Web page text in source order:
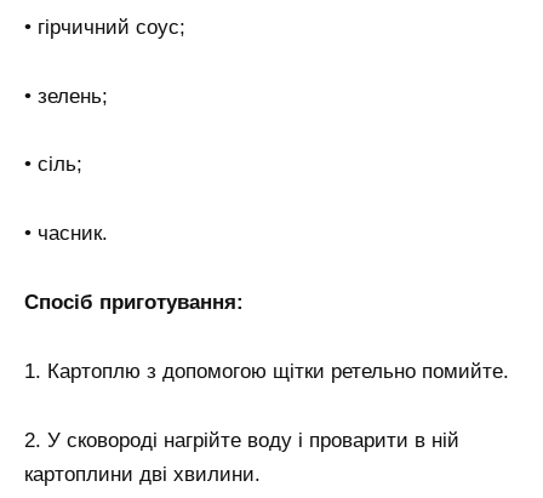
• гірчичний соус;
• зелень;
• сіль;
• часник.
Спосіб приготування:
1. Картоплю з допомогою щітки ретельно помийте.
2. У сковороді нагрійте воду і проварити в ній
картоплини дві хвилини.